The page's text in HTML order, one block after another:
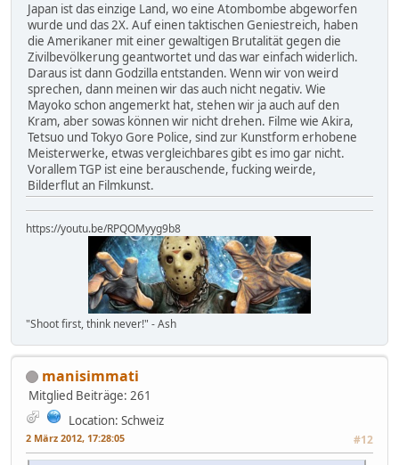
Japan ist das einzige Land, wo eine Atombombe abgeworfen
wurde und das 2X. Auf einen taktischen Geniestreich, haben
die Amerikaner mit einer gewaltigen Brutalität gegen die
Zivilbevölkerung geantwortet und das war einfach widerlich.
Daraus ist dann Godzilla entstanden. Wenn wir von weird
sprechen, dann meinen wir das auch nicht negativ. Wie
Mayoko schon angemerkt hat, stehen wir ja auch auf den
Kram, aber sowas können wir nicht drehen. Filme wie Akira,
Tetsuo und Tokyo Gore Police, sind zur Kunstform erhobene
Meisterwerke, etwas vergleichbares gibt es imo gar nicht.
Vorallem TGP ist eine berauschende, fucking weirde,
Bilderflut an Filmkunst.
https://youtu.be/RPQOMyyg9b8
"Shoot first, think never!" - Ash
manisimmati
Mitglied Beiträge: 261
Location: Schweiz
2 März 2012, 17:28:05 #12